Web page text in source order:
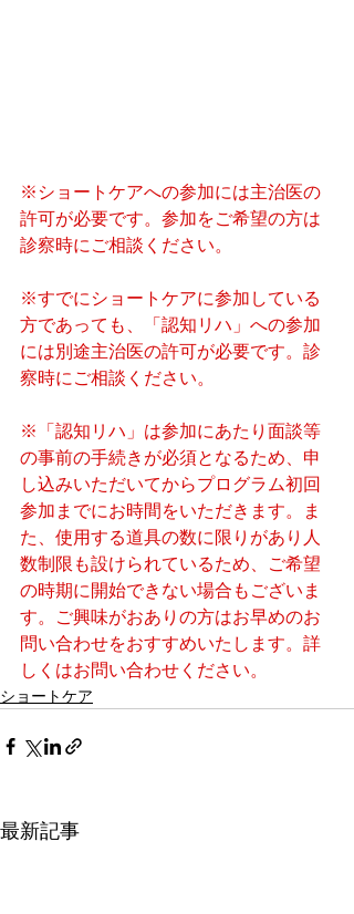
※ショートケアへの参加には主治医の
許可が必要です。参加をご希望の方は
診察時にご相談ください。
※すでにショートケアに参加している
方であっても、「認知リハ」への参加
には別途主治医の許可が必要です。診
察時にご相談ください。
※「認知リハ」は参加にあたり面談等
の事前の手続きが必須となるため、申
し込みいただいてからプログラム初回
参加までにお時間をいただきます。ま
た、使用する道具の数に限りがあり人
数制限も設けられているため、ご希望
の時期に開始できない場合もございま
す。ご興味がおありの方はお早めのお
問い合わせをおすすめいたします。詳
しくはお問い合わせください。
ショートケア
最新記事